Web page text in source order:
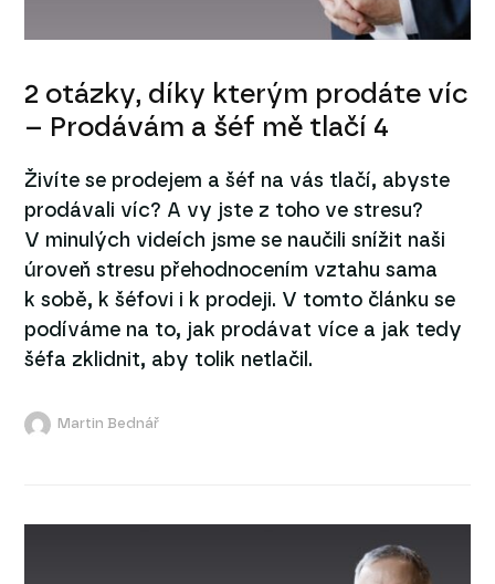
2 otázky, díky kterým prodáte víc
– Prodávám a šéf mě tlačí 4
Živíte se prodejem a šéf na vás tlačí, abyste
prodávali víc? A vy jste z toho ve stresu?
V minulých videích jsme se naučili snížit naši
úroveň stresu přehodnocením vztahu sama
k sobě, k šéfovi i k prodeji. V tomto článku se
podíváme na to, jak prodávat více a jak tedy
šéfa zklidnit, aby tolik netlačil.
Martin Bednář